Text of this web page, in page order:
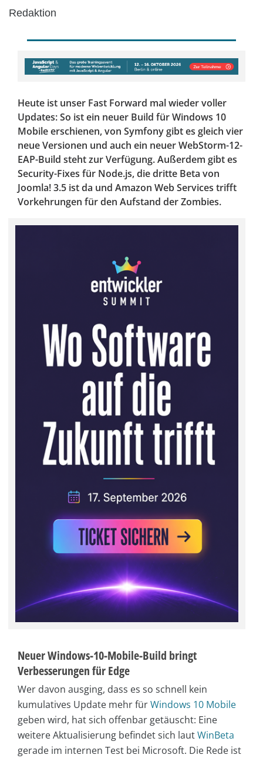
Redaktion
Heute ist unser Fast Forward mal wieder voller
Updates: So ist ein neuer Build für Windows 10
Mobile erschienen, von Symfony gibt es gleich vier
neue Versionen und auch ein neuer WebStorm-12-
EAP-Build steht zur Verfügung. Außerdem gibt es
Security-Fixes für Node.js, die dritte Beta von
Joomla! 3.5 ist da und Amazon Web Services trifft
Vorkehrungen für den Aufstand der Zombies.
Neuer Windows-10-Mobile-Build bringt
Verbesserungen für Edge
Wer davon ausging, dass es so schnell kein
kumulatives Update mehr fürWindows 10 Mobile
geben wird, hat sich offenbar getäuscht: Eine
weitere Aktualisierung befindet sich lautWinBeta
gerade im internen Test bei Microsoft. Die Rede ist